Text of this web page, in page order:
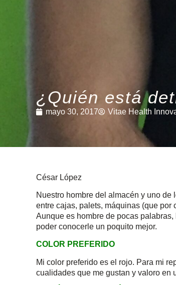
¿Quién está
mayo 30, 2017 Vitae Health
César López
Nuestro hombre del almacén y uno
entre cajas, palets, máquinas (que
Aunque es hombre de pocas
poder conocerle un poquito mejor.
COLOR
Mi color preferido es el rojo. Para mi
cualidades que me gustan y valoro en